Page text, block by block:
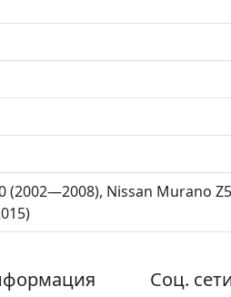
Nissan Murano
Соц.